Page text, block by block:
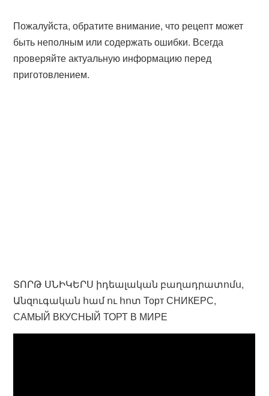
Пожалуйста, обратите внимание, что рецепт может
быть неполным или содержать ошибки. Всегда
проверяйте актуальную информацию перед
приготовлением.
ՏՈՐԹ ՍՆԻԿԵՐՍ իդեալական բաղադրատոմս,
Անզուգական համ ու հոտ Торт СНИКЕРС,
САМЫЙ ВКУСНЫЙ ТОРТ В МИРЕ